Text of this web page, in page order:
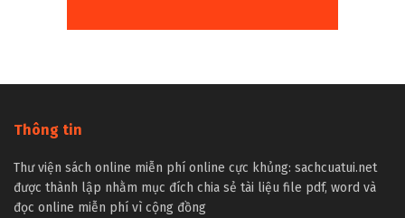
Thông tin
Thư viện sách online miễn phí online cực khủng: sachcuatui.net
được thành lập nhằm mục đích chia sẻ tài liệu file pdf, word và
đọc online miễn phí vì cộng đồng